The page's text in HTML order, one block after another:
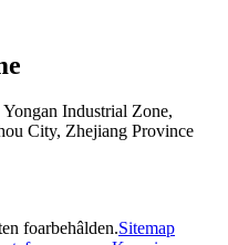
Industrial Zone,
City, Zhejiang Province
foarbehâlden.Sitemap